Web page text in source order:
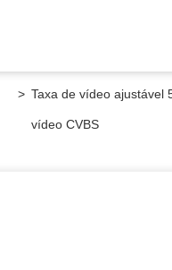
> Taxa de vídeo ajustável
vídeo CVBS